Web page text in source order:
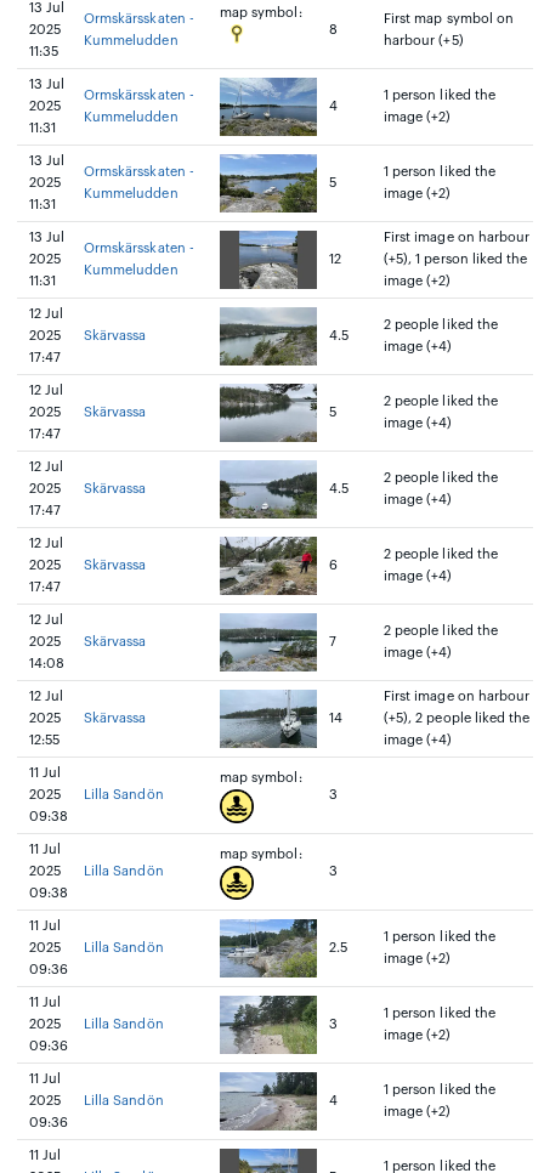
13 Jul
2025
11:35
Ormskärsskaten -
Kummeludden
map symbol:
8
First map symbol on
harbour (+5)
13 Jul
2025
11:31
Ormskärsskaten -
Kummeludden
4
1 person liked the
image (+2)
13 Jul
2025
11:31
Ormskärsskaten -
Kummeludden
5
1 person liked the
image (+2)
13 Jul
2025
11:31
Ormskärsskaten -
Kummeludden
12
First image on harbour
(+5), 1 person liked the
image (+2)
12 Jul
2025
17:47
Skärvassa 4.5
2 people liked the
image (+4)
12 Jul
2025
17:47
Skärvassa 5
2 people liked the
image (+4)
12 Jul
2025
17:47
Skärvassa 4.5
2 people liked the
image (+4)
12 Jul
2025
17:47
Skärvassa 6
2 people liked the
image (+4)
12 Jul
2025
14:08
Skärvassa 7
2 people liked the
image (+4)
12 Jul
2025
12:55
Skärvassa 14
First image on harbour
(+5), 2 people liked the
image (+4)
11 Jul
2025
09:38
Lilla Sandön
map symbol:
3
11 Jul
2025
09:38
Lilla Sandön
map symbol:
3
11 Jul
2025
09:36
Lilla Sandön 2.5
1 person liked the
image (+2)
11 Jul
2025
09:36
Lilla Sandön 3
1 person liked the
image (+2)
11 Jul
2025
09:36
Lilla Sandön 4
1 person liked the
image (+2)
11 Jul
1 person liked the